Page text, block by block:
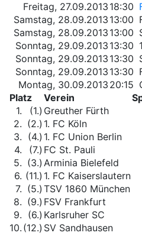
Freitag, 27.09.2013 18:30
Samstag, 28.09.2013 13:00
Samstag, 28.09.2013 13:00
Sonntag, 29.09.2013 13:30
Sonntag, 29.09.2013 13:30
Sonntag, 29.09.2013 13:30
Montag, 30.09.2013 20:15
Platz
Verein
1.
(1.) Greuther Fürth
2. (2.) 1. FC Köln
3. (4.) 1. FC Union Berlin
4.
(7.) FC St. Pauli
5. (3.) Arminia Bielefeld
6. (11.) 1. FC Kaiserslautern
7. (5.) TSV 1860 München
8. (9.) FSV Frankfurt
9. (6.) Karlsruher SC
10. (12.) SV Sandhausen